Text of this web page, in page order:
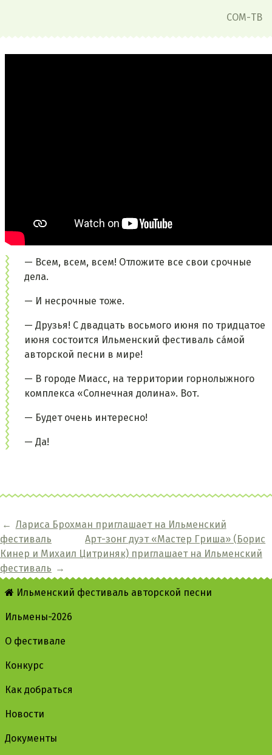
СОМ-ТВ
— Всем, всем, всем! Отложите все свои срочные
дела.
— И несрочные тоже.
— Друзья! С двадцать восьмого июня по тридцатое
июня состоится Ильменский фестиваль са́мой
авторской песни в мире!
— В городе Миасс, на территории горнолыжного
комплекса «Солнечная долина». Вот.
— Будет очень интересно!
— Да!
← Лариса Брохман приглашает на Ильменский
фестиваль
Арт-зонг дуэт «Мастер Гриша» (Борис
Кинер и Михаил Цитриняк) приглашает на Ильменский
фестиваль →
Ильменский фестиваль авторской песни
Ильмены-2026
О фестивале
Конкурс
Как добраться
Новости
Документы